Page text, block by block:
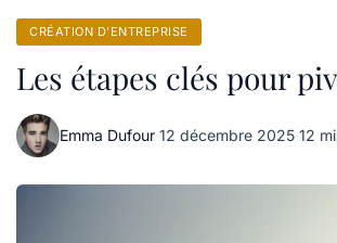
CRÉATION D’ENTREPRISE
Les étapes clés pour
Emma Dufour·12 décembre 2025·12